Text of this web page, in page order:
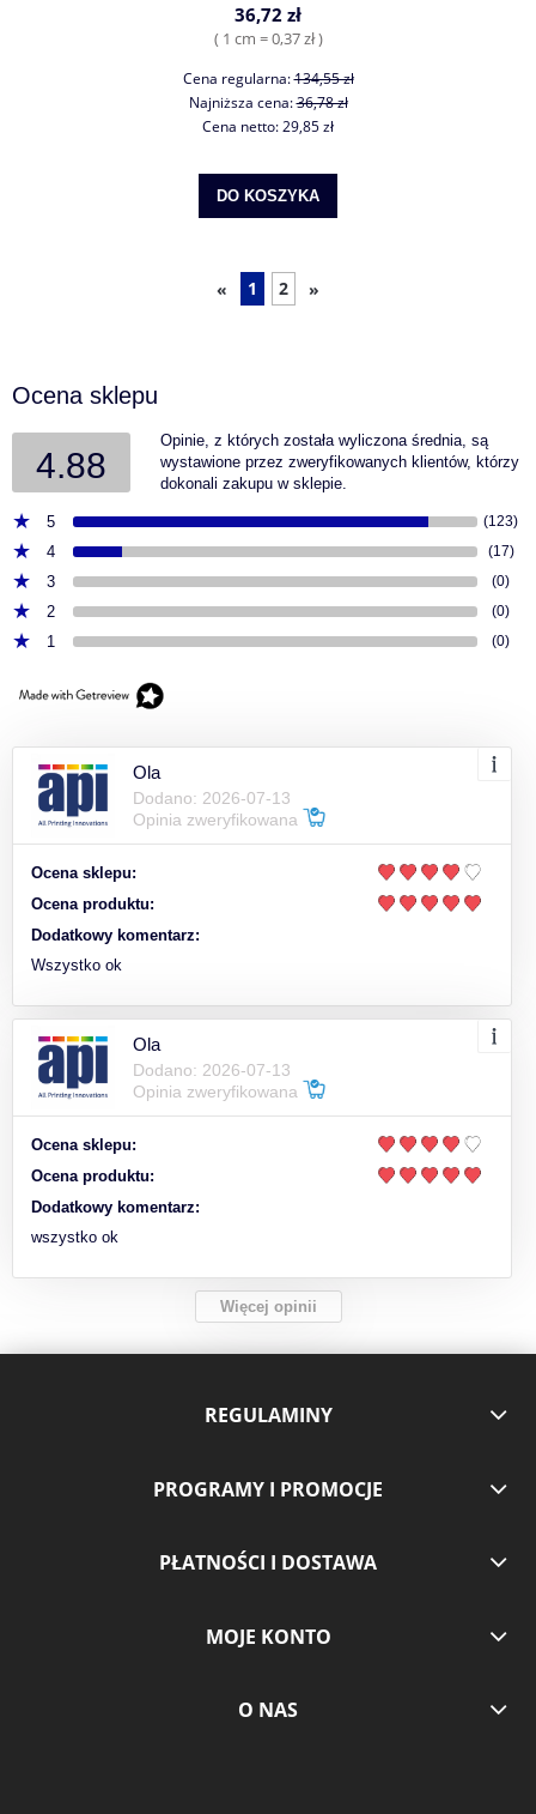
36,72 zł
( 1 cm = 0,37 zł )
Cena regularna:134,55 zł
Najniższa cena:36,78 zł
Cena netto:29,85 zł
DO KOSZYKA
« 1 2 »
Ocena sklepu
4.88
Opinie, z których została wyliczona średnia, są
wystawione przez zweryfikowanych klientów, którzy
dokonali zakupu w sklepie.
5 (123)
4 (17)
3 (0)
2 (0)
1 (0)
Ola
Dodano: 2026-07-13
Opinia zweryfikowana
Ocena sklepu:
Ocena produktu:
Dodatkowy komentarz:
Wszystko ok
Ola
Dodano: 2026-07-13
Opinia zweryfikowana
Ocena sklepu:
Ocena produktu:
Dodatkowy komentarz:
wszystko ok
Więcej opinii
REGULAMINY
PROGRAMY I PROMOCJE
PŁATNOŚCI I DOSTAWA
MOJE KONTO
O NAS